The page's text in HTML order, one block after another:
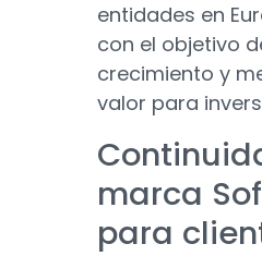
entidades en
con el objetivo
crecimiento y
valor para
marca
para